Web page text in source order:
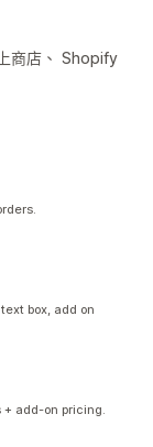
商店、 Shopify
box, add on
+ add-on pricing.